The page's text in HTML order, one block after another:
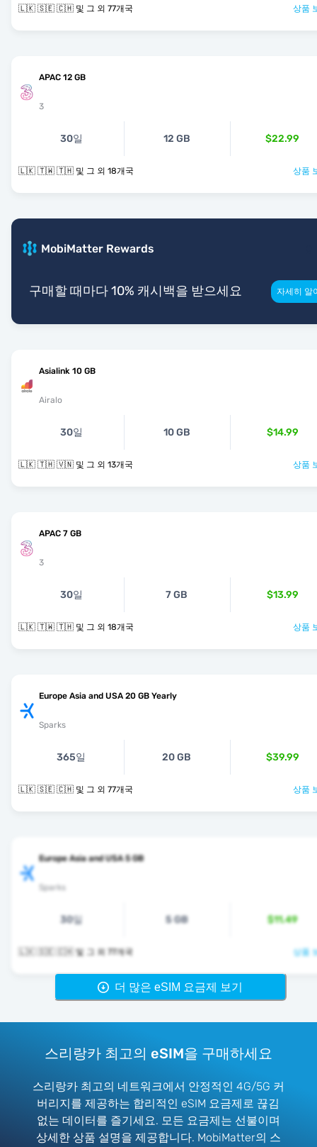
🇱🇰 🇸🇪 🇨🇭 및 그 외 77개국 상품
APAC 12 GB
3
30일 12 GB $22.99
🇱🇰 🇹🇼 🇹🇭 및 그 외 18개국 상품
MobiMatter Rewards
구매할 때마다 10% 캐시백을 받으세요 자세히 알
Asialink 10 GB
Airalo
30일 10 GB $14.99
🇱🇰 🇹🇭 🇻🇳 및 그 외 13개국 상품
APAC 7 GB
3
30일 7 GB $13.99
🇱🇰 🇹🇼 🇹🇭 및 그 외 18개국 상품
Europe Asia and USA 20 GB Yearly
Sparks
365일 20 GB $39.99
🇱🇰 🇸🇪 🇨🇭 및 그 외 77개국 상품
Europe Asia and USA 5 GB
Sparks
30일 5 GB $11.49
🇱🇰 🇸🇪 🇨🇭 및 그 외 77개국 상품
더 많은 eSIM 요금제 보기
스리랑카 최고의 eSIM을 구매하세요
스리랑카 최고의 네트워크에서 안정적인 4G/5G 커
버리지를 제공하는 합리적인 eSIM 요금제로 끊김
없는 데이터를 즐기세요. 모든 요금제는 선불이며
상세한 상품 설명을 제공합니다. MobiMatter의 스